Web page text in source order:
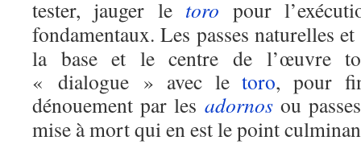
tester, jauger le toro pour
fondamentaux. Les passes naturelles et
la base et le centre de l’œuvre
« dialogue » avec letoro, pour
dénouement par les adornosou
mise à mort qui en est le point